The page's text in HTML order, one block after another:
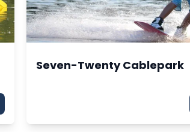
Seven-Twenty Cablepark